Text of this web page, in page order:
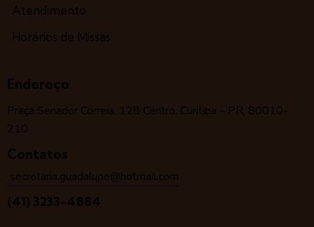
Atendimento
Horários de Missas
Endereço
Praça Senador Correia, 128 Centro, Curitiba – PR, 80010-
210
Contatos
secretaria.guadalupe@hotmail.com
(41) 3233-4884